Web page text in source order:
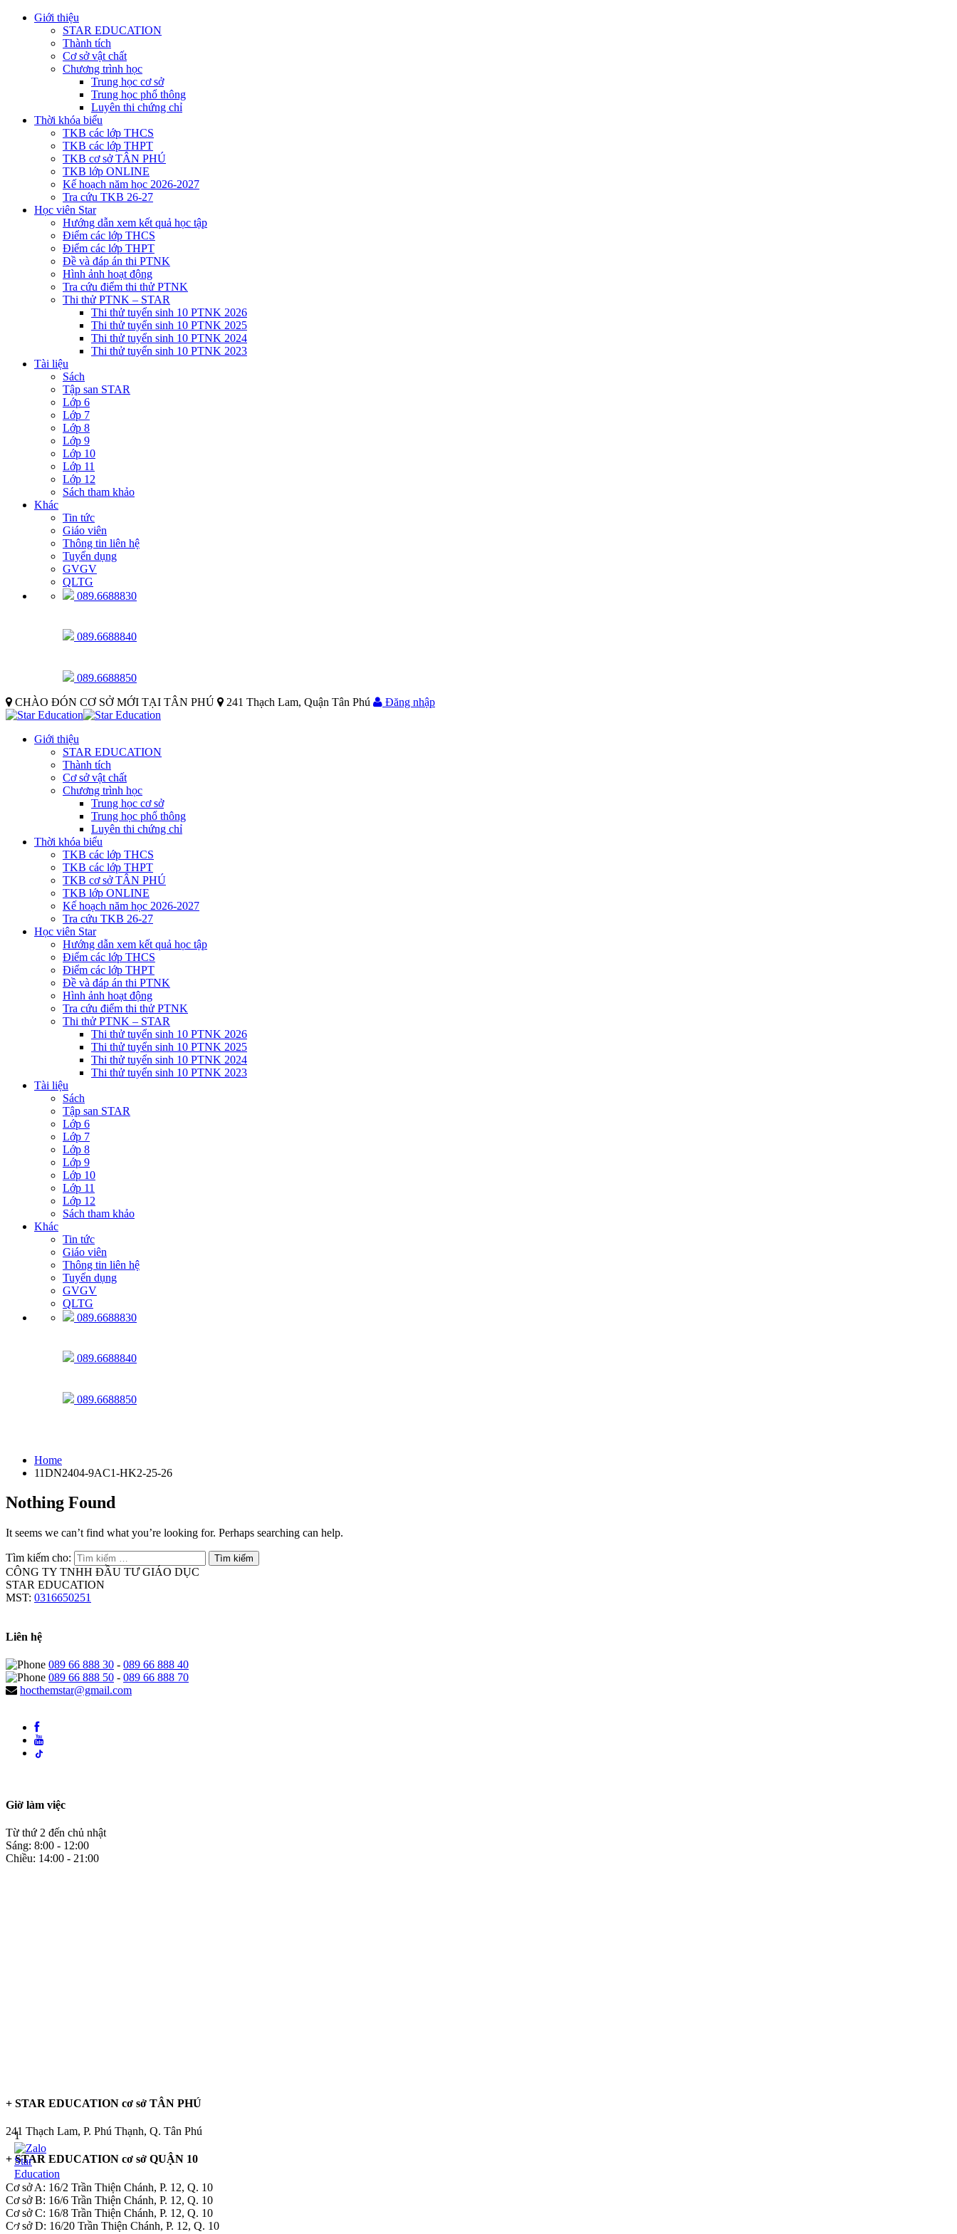
Giới thiệu
STAR EDUCATION
Thành tích
Cơ sở vật chất
Chương trình học
Trung học cơ sở
Trung học phổ thông
Luyên thi chứng chỉ
Thời khóa biểu
TKB các lớp THCS
TKB các lớp THPT
TKB cơ sở TÂN PHÚ
TKB lớp ONLINE
Kế hoạch năm học 2026-2027
Tra cứu TKB 26-27
Học viên Star
Hướng dẫn xem kết quả học tập
Điểm các lớp THCS
Điểm các lớp THPT
Đề và đáp án thi PTNK
Hình ảnh hoạt động
Tra cứu điểm thi thử PTNK
Thi thử PTNK – STAR
Thi thử tuyển sinh 10 PTNK 2026
Thi thử tuyển sinh 10 PTNK 2025
Thi thử tuyển sinh 10 PTNK 2024
Thi thử tuyển sinh 10 PTNK 2023
Tài liệu
Sách
Tập san STAR
Lớp 6
Lớp 7
Lớp 8
Lớp 9
Lớp 10
Lớp 11
Lớp 12
Sách tham khảo
Khác
Tin tức
Giáo viên
Thông tin liên hệ
Tuyển dụng
GVGV
QLTG
089.6688830
089.6688840
089.6688850
CHÀO ĐÓN CƠ SỞ MỚI TẠI TÂN PHÚ
241 Thạch Lam, Quận Tân Phú Đăng nhập
Giới thiệu
STAR EDUCATION
Thành tích
Cơ sở vật chất
Chương trình học
Trung học cơ sở
Trung học phổ thông
Luyên thi chứng chỉ
Thời khóa biểu
TKB các lớp THCS
TKB các lớp THPT
TKB cơ sở TÂN PHÚ
TKB lớp ONLINE
Kế hoạch năm học 2026-2027
Tra cứu TKB 26-27
Học viên Star
Hướng dẫn xem kết quả học tập
Điểm các lớp THCS
Điểm các lớp THPT
Đề và đáp án thi PTNK
Hình ảnh hoạt động
Tra cứu điểm thi thử PTNK
Thi thử PTNK – STAR
Thi thử tuyển sinh 10 PTNK 2026
Thi thử tuyển sinh 10 PTNK 2025
Thi thử tuyển sinh 10 PTNK 2024
Thi thử tuyển sinh 10 PTNK 2023
Tài liệu
Sách
Tập san STAR
Lớp 6
Lớp 7
Lớp 8
Lớp 9
Lớp 10
Lớp 11
Lớp 12
Sách tham khảo
Khác
Tin tức
Giáo viên
Thông tin liên hệ
Tuyển dụng
GVGV
QLTG
089.6688830
089.6688840
089.6688850
Home
11DN2404-9AC1-HK2-25-26
Nothing Found
It seems we can’t find what you’re looking for. Perhaps searching can help.
Tìm kiếm cho:
CÔNG TY TNHH ĐẦU TƯ GIÁO DỤC
STAR EDUCATION
MST: 0316650251
Liên hệ
089 66 888 30 - 089 66 888 40
089 66 888 50 - 089 66 888 70
hocthemstar@gmail.com
Giờ làm việc
Từ thứ 2 đến chủ nhật
Sáng: 8:00 - 12:00
Chiều: 14:00 - 21:00
+ STAR EDUCATION cơ sở TÂN PHÚ
241 Thạch Lam, P. Phú Thạnh, Q. Tân Phú
+ STAR EDUCATION cơ sở QUẬN 10
Cơ sở A: 16/2 Trần Thiện Chánh, P. 12, Q. 10
Cơ sở B: 16/6 Trần Thiện Chánh, P. 12, Q. 10
Cơ sở C: 16/8 Trần Thiện Chánh, P. 12, Q. 10
Cơ sở D: 16/20 Trần Thiện Chánh, P. 12, Q. 10
1